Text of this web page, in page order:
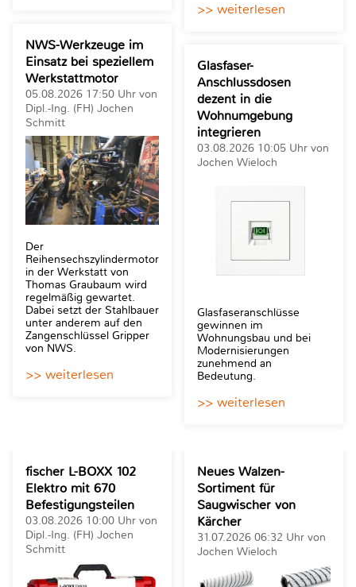
NWS-Werkzeuge im
Einsatz bei speziellem
Werkstattmotor
05.08.2026 17:50 Uhr von
Dipl.-Ing. (FH) Jochen
Schmitt
Der
Reihensechszylindermotor
in der Werkstatt von
Thomas Graubaum wird
regelmäßig gewartet.
Dabei setzt der Stahlbauer
unter anderem auf den
Zangenschlüssel Gripper
von NWS.
>> weiterlesen
>> weiterlesen
Glasfaser-
Anschlussdosen
dezent in die
Wohnumgebung
integrieren
03.08.2026 10:05 Uhr von
Jochen Wieloch
Glasfaseranschlüsse
gewinnen im
Wohnungsbau und bei
Modernisierungen
zunehmend an
Bedeutung.
>> weiterlesen
fischer L-BOXX 102
Elektro mit 670
Befestigungsteilen
03.08.2026 10:00 Uhr von
Dipl.-Ing. (FH) Jochen
Schmitt
Neues Walzen-
Sortiment für
Saugwischer von
Kärcher
31.07.2026 06:32 Uhr von
Jochen Wieloch